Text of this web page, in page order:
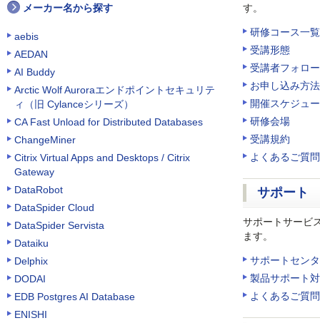
メーカー名から探す
aebis
AEDAN
AI Buddy
Arctic Wolf Auroraエンドポイントセキュリテ
ィ（旧 Cylanceシリーズ）
CA Fast Unload for Distributed Databases
ChangeMiner
Citrix Virtual Apps and Desktops / Citrix
Gateway
DataRobot
DataSpider Cloud
DataSpider Servista
Dataiku
Delphix
DODAI
EDB Postgres AI Database
ENISHI
す。
研修コース一覧
受講形態
受講者フォロー
お申し込み方法
開催スケジュ
研修会場
受講規約
よくあるご質問
サポート
サポートサービ
ます。
サポートセン
製品サポート
よくあるご質問